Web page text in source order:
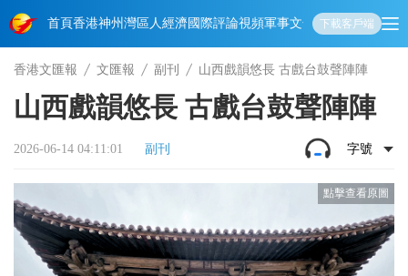
首頁香港神州 灣區人經濟國際評論視頻軍事文化 娛樂生活教育體
下載客戶端
香港文匯報 文匯報 副刊 山西戲韻悠長 古戲台鼓聲陣陣
山西戲韻悠長 古戲台鼓聲陣陣
2026-06-14 04:11:01 副刊 字號